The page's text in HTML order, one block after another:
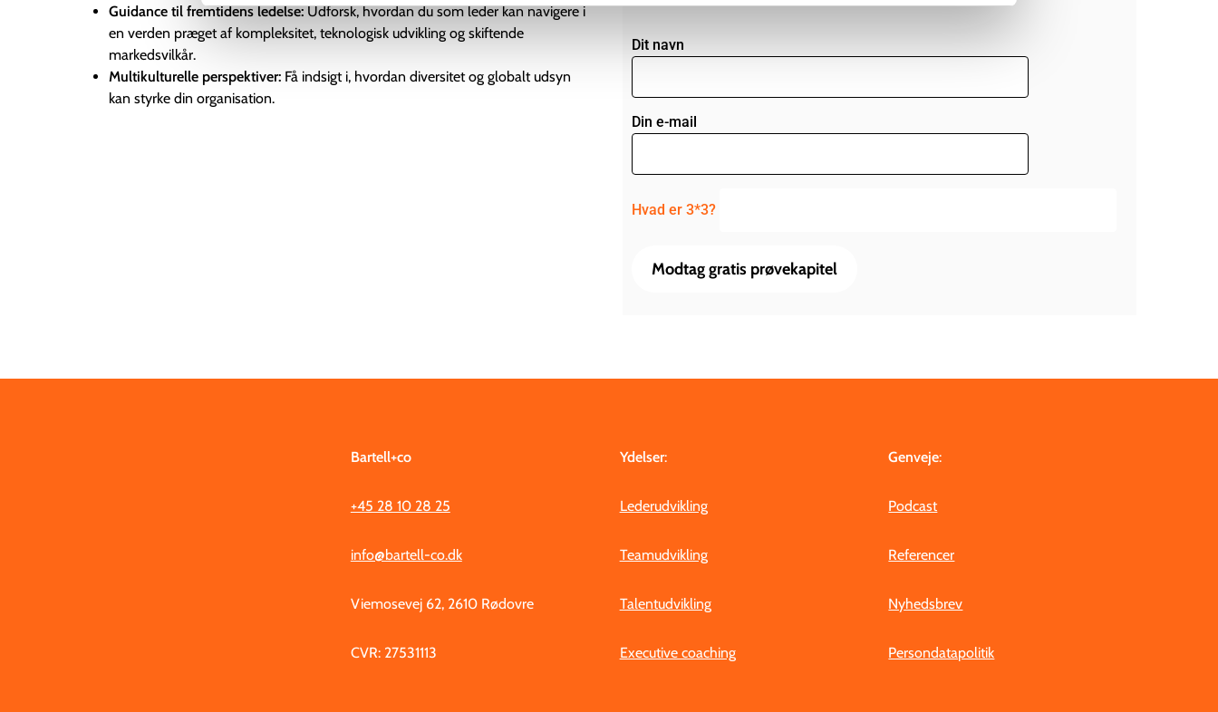
Guidance til fremtidens ledelse:Udforsk, hvordan du som leder kan navigere i
en verden præget af kompleksitet, teknologisk udvikling og skiftende
markedsvilkår.
Multikulturelle perspektiver: Få indsigt i, hvordan diversitet og globalt udsyn
kan styrke din organisation.
Dit navn
Din e-mail
Hvad er 3*3?
Bartell+co
+45 28 10 28 25
info@bartell-co.dk
Viemosevej 62, 2610 Rødovre
CVR: 27531113
Ydelser:
Lederudvikling
Teamudvikling
Talentudvikling
Executive coaching
Genveje:
Podcast
Referencer
Nyhedsbrev
Persondatapolitik